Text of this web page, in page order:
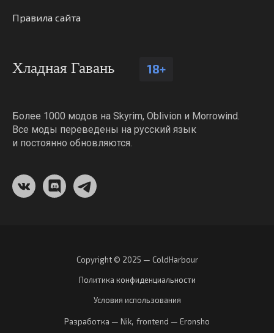
Правила сайта
Хладная Гавань 18+
Более 1000 модов на Skyrim, Oblivion и Morrowind.
Все моды переведены на русский язык
и постоянно обновляются.
Copyright © 2025 — ColdHarbour
Политика конфиденциальности
Условия использования
Разработка — Nik, frontend — Eronsho